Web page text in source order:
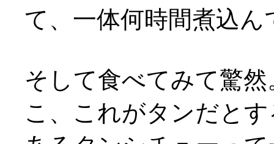
て、一体何時間煮込ん
そして食べてみて驚然
こ、これがタンだと